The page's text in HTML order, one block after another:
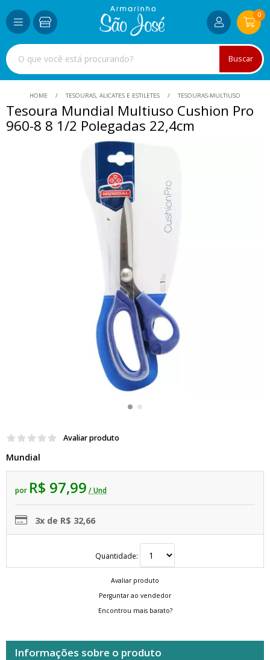
Buscar
0
HOME TESOURAS, ALICATES E ESTILETES TESOURAS-MULTIUSO
Tesoura Mundial Multiuso Cushion Pro
960-8 8 1/2 Polegadas 22,4cm
Avaliar produto
Mundial
por R$ 97,99 / Und
3x de R$ 32,66
Quantidade:
Avaliar produto
Perguntar ao vendedor
Encontrou mais barato?
Informações sobre o produto